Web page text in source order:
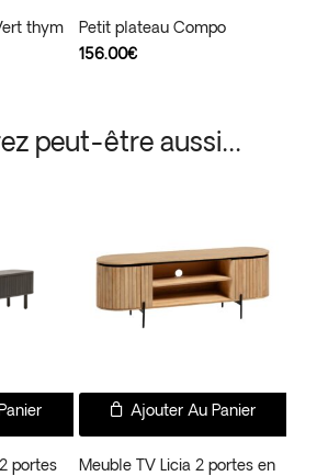
thym
Petit plateau Compo
156.00€
peut-être aussi…
portes
Ajouter Au Panier
Meuble TV Licia 2 portes en